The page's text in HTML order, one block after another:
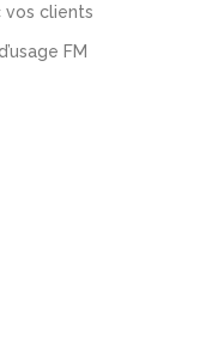
vos clients
FM